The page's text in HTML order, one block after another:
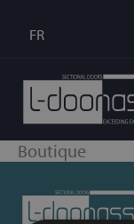
FR
Boutique